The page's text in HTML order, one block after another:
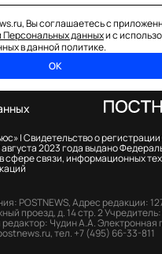
Вы соглашаетесь с
Персональных данныхи с
в данной политике.
ОК
|Свидетельство о
2023 года выдано
сфере связи, информационных
POSTNEWS,Адрес редакции:
проезд, д. 14 стр. 2
редактор: Чудин А.А.Электронная
,тел. +7 (495) 66-33-811